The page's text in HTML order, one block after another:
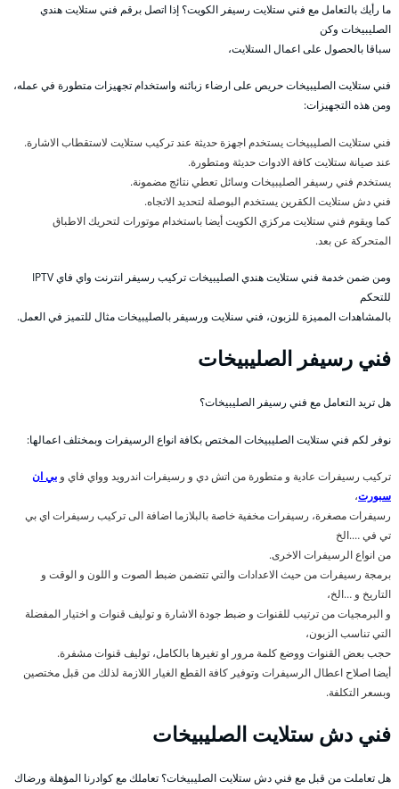
ما رأيك بالتعامل مع فني ستلايت رسيفر الكويت؟ إذا اتصل برقم فني ستلايت هندي
الصليبيخات وكن
سباقا بالحصول على اعمال الستلايت،
فني ستلايت الصليبيخات حريص على ارضاء زبائنه واستخدام تجهيزات متطورة في عمله،
ومن هذه التجهيزات:
فني ستلايت الصليبيخات يستخدم اجهزة حديثة عند تركيب ستلايت لاستقطاب الاشارة.
عند صيانة ستلايت كافة الادوات حديثة ومتطورة.
يستخدم فني رسيفر الصليبيخات وسائل تعطي نتائج مضمونة.
فني دش ستلايت الكقرين يستخدم البوصلة لتحديد الاتجاه.
كما ويقوم فني ستلايت مركزي الكويت أيضا باستخدام موتورات لتحريك الاطباق
المتحركة عن بعد.
ومن ضمن خدمة فني ستلايت هندي الصليبيخات تركيب رسيفر انترنت واي فاي IPTV
للتحكم
بالمشاهدات المميزة للزبون، فني سنلايت ورسيفر بالصليبيخات مثال للتميز في العمل.
فني رسيفر الصليبيخات
هل تريد التعامل مع فني رسيفر الصليبيخات؟
نوفر لكم فني ستلايت الصليبيخات المختص بكافة انواع الرسيفرات وبمختلف اعمالها:
تركيب رسيفرات عادية و متطورة من اتش دي و رسيفرات اندرويد وواي فاي و بي ان
سبورت،
رسيفرات مصغرة، رسيفرات مخفية خاصة بالبلازما اضافة الى تركيب رسيفرات اي بي
تي في ….الخ
من انواع الرسيفرات الاخرى.
برمجة رسيفرات من حيث الاعدادات والتي تتضمن ضبط الصوت و اللون و الوقت و
التاريخ و …الخ،
و البرمجيات من ترتيب للقنوات و ضبط جودة الاشارة و توليف قنوات و اختيار المفضلة
التي تناسب الزبون،
حجب بعض القنوات ووضع كلمة مرور او تغيرها بالكامل، توليف قنوات مشفرة.
أيضا اصلاح اعطال الرسيفرات وتوفير كافة القطع الغيار اللازمة لذلك من قبل مختصين
وبسعر التكلفة.
فني دش ستلايت الصليبيخات
هل تعاملت من قبل مع فني دش ستلايت الصليبيخات؟ تعاملك مع كوادرنا المؤهلة ورضاك